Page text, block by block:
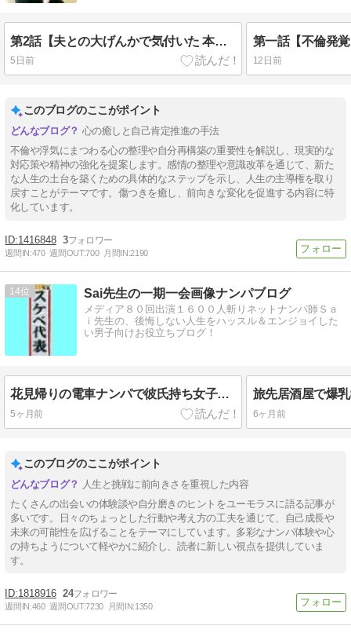
第2話【夫との大げんかで気付いた 本当に変わるべき人】
5日前 12日前
このブログのここがポイント
心の癒しと自己肯定推進の手法
不倫や浮気にまつわる心の整理や自分再構築の重要性を解説し、現実的な
対応策や精神の強化を提案します。感情の整理や意識改革を通じて、新た
な人生の土台を築くための具体的なステップを示し、人生の主導権を取り
戻すことがテーマです。傷つきを癒し、前向きな変化を促進する内容に特
化しています。
1416848 3
週間IN:470 週間OUT:700 月間IN:2190
14 Sai先生の一期一会画像ナンパブログ
メディア８０回出演１６００人斬りネットナンパ師Ｓａ
ｉ先生の、後悔しない人生をハッスル＆エンジョイした
い男子向けお役立ちブログ！
花見帰りの電車ナンパで彼氏持ち女子を浮気セックスな日常ナンパ体験談
5ヶ月前 6ヶ月前
このブログのここがポイント
人生と挑戦に前向きさを重視した内容
たくさんの出会いの体験談や自分磨きのヒントをユーモラスに語る記事が
多いです。日々のちょっとした行動や考え方の工夫を通じて、自己成長や
未来の可能性を広げることをテーマにしています。多彩なナンパ体験や心
の持ちようについて軽やかに紹介し、読者に新しい視点を提供していま
す。
1818916 24
週間IN:460 週間OUT:7230 月間IN:1350